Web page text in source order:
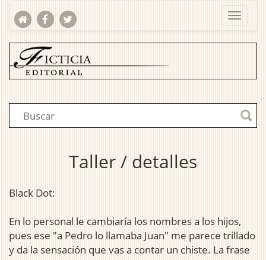
Taller / detalles
Black Dot:
En lo personal le cambiaría los nombres a los hijos,
pues ese "a Pedro lo llamaba Juan" me parece trillado
y da la sensación que vas a contar un chiste. La frase